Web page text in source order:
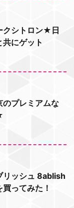
クシトロン★日
にゲット
のプレミアムな
リッシュ 8ablish
ってみた！